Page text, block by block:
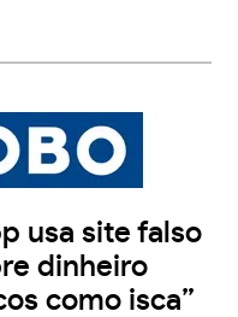
usa site falso
dinheiro
como isca”